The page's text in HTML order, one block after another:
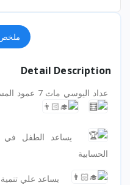
Detail Description
عداد اليوسي ماث 7 عمود المستورد بخامات عالمية آمنة للأطفال
يساعد الطفل في
الحسابية
يساعد علي تنمية